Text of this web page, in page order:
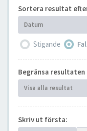
Sortera resultat
Datum
Stigande
Begränsa
Visa alla resultat
Skriv ut första: